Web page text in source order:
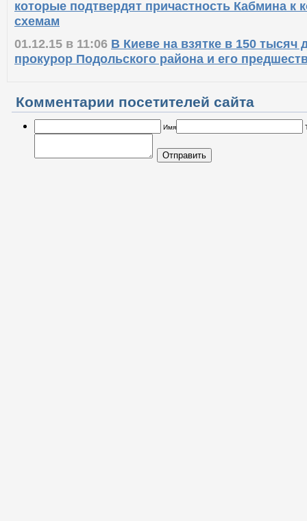
которые подтвердят причастность Кабмина к
схемам
01.12.15 в 11:06 В Киеве на взятке в 150 тысяч
прокурор Подольского района и его
Комментарии посетителей сайта
Имя
Отправить